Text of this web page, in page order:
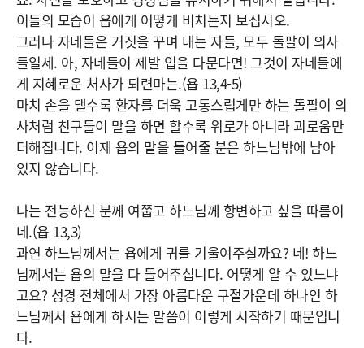
이들의 모습이 욥에게 어떻게 비치는지 보십시오.
그러나 자네들은 거짓을 꾸며 내는 자들, 모두 돌팔이 의사
들일세. 아, 자네들이 제발 입을 다문다면! 그것이 자네들에
게 지혜로운 처사가 되련마는.(욥 13,4-5)
마치 손을 댈수록 환자를 더욱 고통스럽게만 하는 돌팔이 의
사처럼 친구들이 말을 하면 할수록 위로가 아니라 괴로움만
더해집니다. 이제 욥의 말을 들어줄 분은 하느님밖에 남아
있지 않습니다.
나는 전능하신 분께 여쭙고 하느님께 항변하고 싶을 따름이
네.(욥 13,3)
과연 하느님께서는 욥에게 귀를 기울여주실까요? 네! 하느
님께서는 욥의 말을 다 들어주십니다. 어떻게 알 수 있느냐
고요? 성경 전체에서 가장 아름다운 구절가운데 하나인 하
느님께서 욥에게 하시는 말씀이 이렇게 시작하기 때문입니
다.